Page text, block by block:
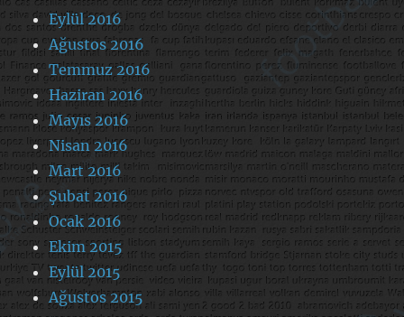
Eylül 2016
Ağustos 2016
Temmuz 2016
Haziran 2016
Mayıs 2016
Nisan 2016
Mart 2016
Şubat 2016
Ocak 2016
Ekim 2015
Eylül 2015
Ağustos 2015